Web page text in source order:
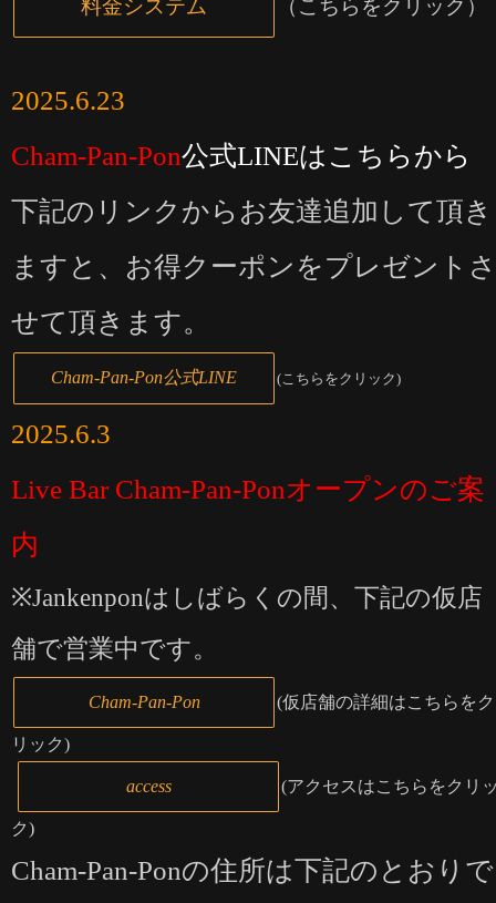
料金システム （こちらをクリック）
2025.6.23
Cham-Pan-Pon公式LINEはこちらから
下記のリンクからお友達追加して頂き
ますと、お得クーポンをプレゼントさ
せて頂きます。
Cham-Pan-Pon公式LINE (こちらをクリック)
2025.6.3
Live Bar Cham-Pan-Ponオープンのご案
内
※Jankenponはしばらくの間、下記の仮店
舗で営業中です。
Cham-Pan-Pon (仮店舗の詳細はこちらをク
リック)
access (アクセスはこちらをクリ
ク)
Cham-Pan-Ponの住所は下記のとおりで